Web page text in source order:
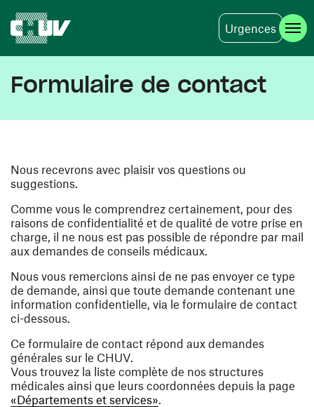
Urgences
Formulaire de contact
Nous recevrons avec plaisir vos questions ou
suggestions.
Comme vous le comprendrez certainement, pour des
raisons de confidentialité et de qualité de votre prise en
charge, il ne nous est pas possible de répondre par mail
aux demandes de conseils médicaux.
Nous vous remercions ainsi de ne pas envoyer ce type
de demande, ainsi que toute demande contenant une
information confidentielle, via le formulaire de contact
ci-dessous.
Ce formulaire de contact répond aux demandes
générales sur le CHUV.
Vous trouvez la liste complète de nos structures
médicales ainsi que leurs coordonnées depuis la page
«Départements et services».